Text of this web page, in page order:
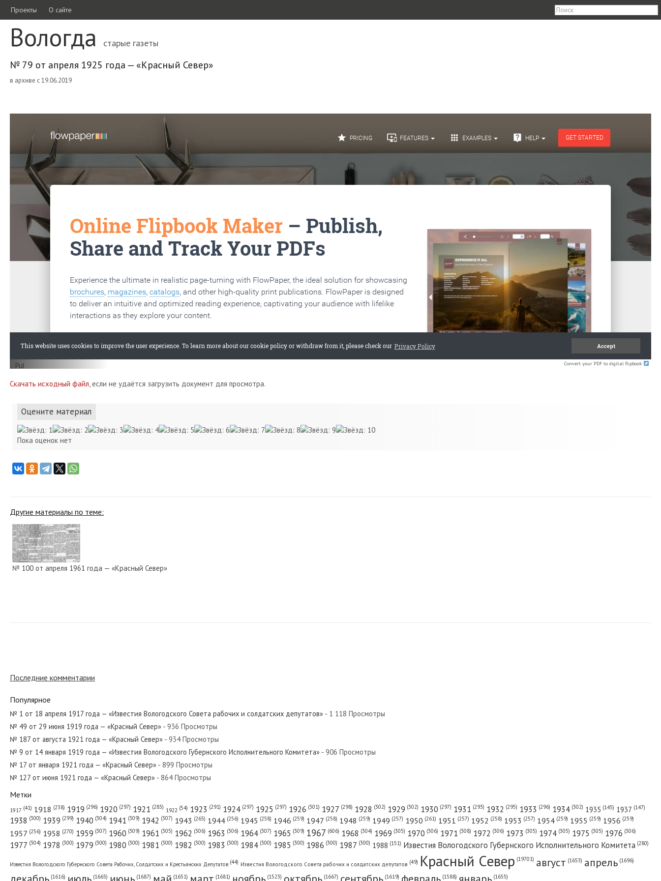
Проекты О сайте
Вологда старые газеты
№ 79 от апреля 1925 года — «Красный Север»
в архиве с 19.06.2019
Convert your PDF to digital flipbook
Скачать исходный файл, если не удаётся загрузить документ для просмотра.
Оцените материал
Пока оценок нет
Другие материалы по теме:
№ 100 от апреля 1961 года — «Красный Север»
№ 259 от ноября 1970 года — «Красный Север»
№ 188 от августа 1972 года — «Красный Север»
№ 132 от июня 1980 года — «Красный Север»
Последние комментарии
Популярное
№ 1 от 18 апреля 1917 года — «Известия Вологодского Совета рабочих и солдатских депутатов» - 1 118 Просмотры
№ 49 от 29 июня 1919 года — «Красный Север» - 936 Просмотры
№ 187 от августа 1921 года — «Красный Север» - 934 Просмотры
№ 9 от 14 января 1919 года — «Известия Вологодского Губернского Исполнительного Комитета» - 906 Просмотры
№ 17 от января 1921 года — «Красный Север» - 899 Просмотры
№ 127 от июня 1921 года — «Красный Север» - 864 Просмотры
Метки
1917 (41) 1918 (238) 1919 (296) 1920 (297) 1921 (285) 1922 (54) 1923 (291) 1924 (297) 1925 (297) 1926 (301) 1927 (298) 1928 (302) 1929 (302) 1930 (297) 1931 (293) 1932 (295) 1933 (296) 1934 (302) 1935 (145) 1937 (147)
1938 (300) 1939 (299) 1940 (304) 1941 (309) 1942 (307) 1943 (265) 1944 (256) 1945 (258) 1946 (259) 1947 (258) 1948 (259) 1949 (257) 1950 (261) 1951 (257) 1952 (258) 1953 (257) 1954 (259) 1955 (259) 1956 (259)
1957 (256) 1958 (270) 1959 (307) 1960 (309) 1961 (305) 1962 (306) 1963 (306) 1964 (307) 1965 (309) 1967 (606) 1968 (304) 1969 (305) 1970 (306) 1971 (308) 1972 (306) 1973 (305) 1974 (305) 1975 (305) 1976 (306)
1977 (304) 1978 (300) 1979 (300) 1980 (300) 1981 (300) 1982 (300) 1983 (300) 1984 (300) 1985 (300) 1986 (300) 1987 (300) 1988 (151) Известия Вологодского Губернского Исполнительного Комитета (280)
Известия Вологодского Губернского Совета Рабочих, Солдатских и Крестьянских Депутатов (44) Известия Вологодского Совета рабочих и солдатских депутатов (49) Красный Cевер (19701) август (1653) апрель (1696)
(1616) (1665) (1687) (1651) (1681) (1523) (1667) (1619) (1588) (1655)